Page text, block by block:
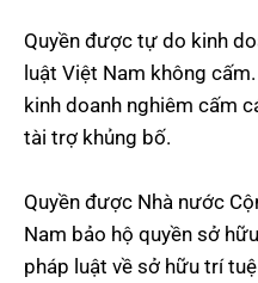
Quyền được tự do kinh
luật Việt Nam không
kinh doanh nghiêm cấm
tài trợ khủng bố.
Quyền được Nhà nước
Nam bảo hộ quyền sở
pháp luật về sở hữu trí